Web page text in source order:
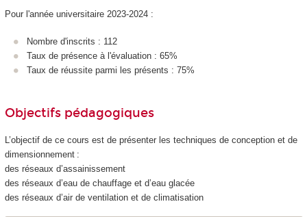
Pour l'année universitaire 2023-2024 :
Nombre d'inscrits : 112
Taux de présence à l'évaluation : 65%
Taux de réussite parmi les présents : 75%
Objectifs pédagogiques
L’objectif de ce cours est de présenter les techniques de conception et de
dimensionnement :
des réseaux d’assainissement
des réseaux d’eau de chauffage et d’eau glacée
des réseaux d’air de ventilation et de climatisation